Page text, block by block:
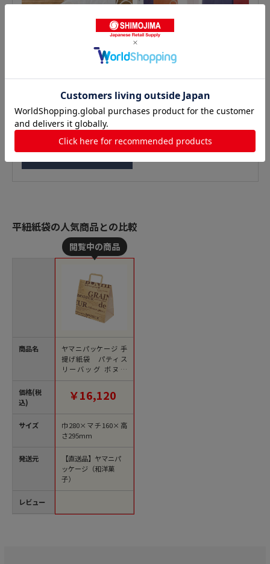
平紐紙袋の人気商品との比較
商品名
価格(税
込)
サイズ
発送元
レビュー
ヤマニパッケージ 手
提げ紙袋 パティス
リーバッグ ボヌー
ル 中 20-566 300枚/
箱（ご注文単位1箱）
【直送品】
￥16,120
巾280×マチ160×高
さ295mm
【直送品】ヤマニパ
ッケージ（和洋菓
子）